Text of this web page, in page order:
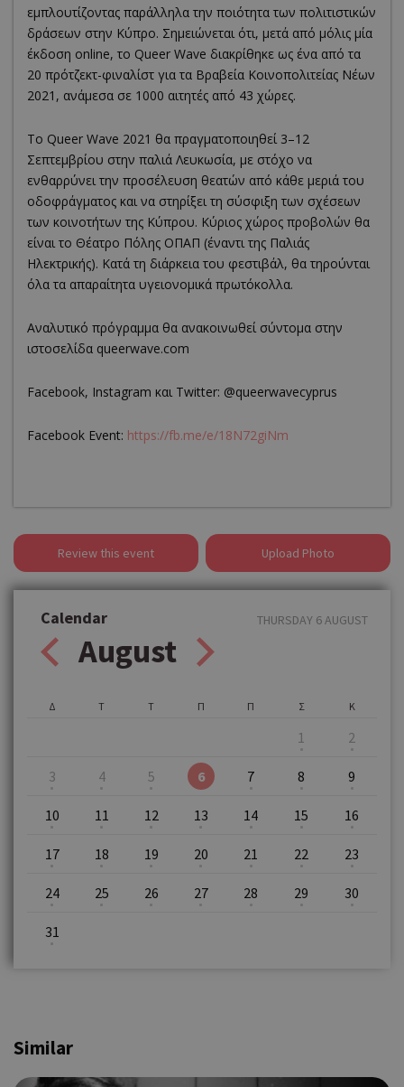
εμπλουτίζοντας παράλληλα την ποιότητα των πολιτιστικών
δράσεων στην Κύπρο. Σημειώνεται ότι, μετά από μόλις μία
έκδοση online, το Queer Wave διακρίθηκε ως ένα από τα
20 πρότζεκτ-φιναλίστ για τα Βραβεία Κοινοπολιτείας Νέων
2021, ανάμεσα σε 1000 αιτητές από 43 χώρες.
Το Queer Wave 2021 θα πραγματοποιηθεί 3–12
Σεπτεμβρίου στην παλιά Λευκωσία, με στόχο να
ενθαρρύνει την προσέλευση θεατών από κάθε μεριά του
οδοφράγματος και να στηρίξει τη σύσφιξη των σχέσεων
των κοινοτήτων της Κύπρου. Κύριος χώρος προβολών θα
είναι το Θέατρο Πόλης ΟΠΑΠ (έναντι της Παλιάς
Ηλεκτρικής). Κατά τη διάρκεια του φεστιβάλ, θα τηρούνται
όλα τα απαραίτητα υγειονομικά πρωτόκολλα.
Αναλυτικό πρόγραμμα θα ανακοινωθεί σύντομα στην
ιστοσελίδα queerwave.com
Facebook, Instagram και Twitter: @queerwavecyprus
Facebook Event: https://fb.me/e/18N72giNm
Review this event Upload Photo
Calendar
August
THURSDAY 6 AUGUST
Δ Τ Τ Π Π Σ
1
Κ
2
3 4 5 6 7 8 9
10 11 12 13 14 15 16
17 18 19 20 21 22 23
24 25 26 27 28 29 30
31
Similar